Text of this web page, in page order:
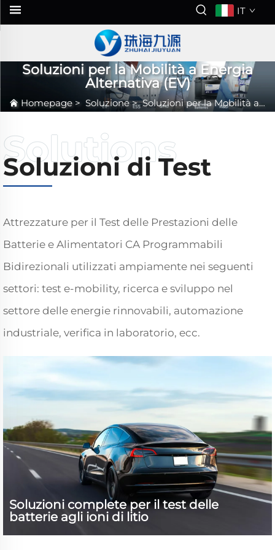
IT
Soluzioni per la Mobilità a Energia
Alternativa (EV)
Homepage > Soluzione>Soluzioni per la Mobilità a Energia Alternativa (EV)
Soluzioni di Test
Attrezzature per il Test delle Prestazioni delle
Batterie e Alimentatori CA Programmabili
Bidirezionali utilizzati ampiamente nei seguenti
settori: test e-mobility, ricerca e sviluppo nel
settore delle energie rinnovabili, automazione
industriale, verifica in laboratorio, ecc.
Soluzioni complete per il test delle
batterie agli ioni di litio